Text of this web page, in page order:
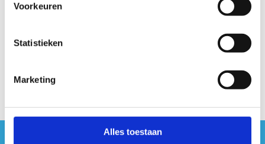
Voorkeuren
Statistieken
Marketing
Alles toestaan